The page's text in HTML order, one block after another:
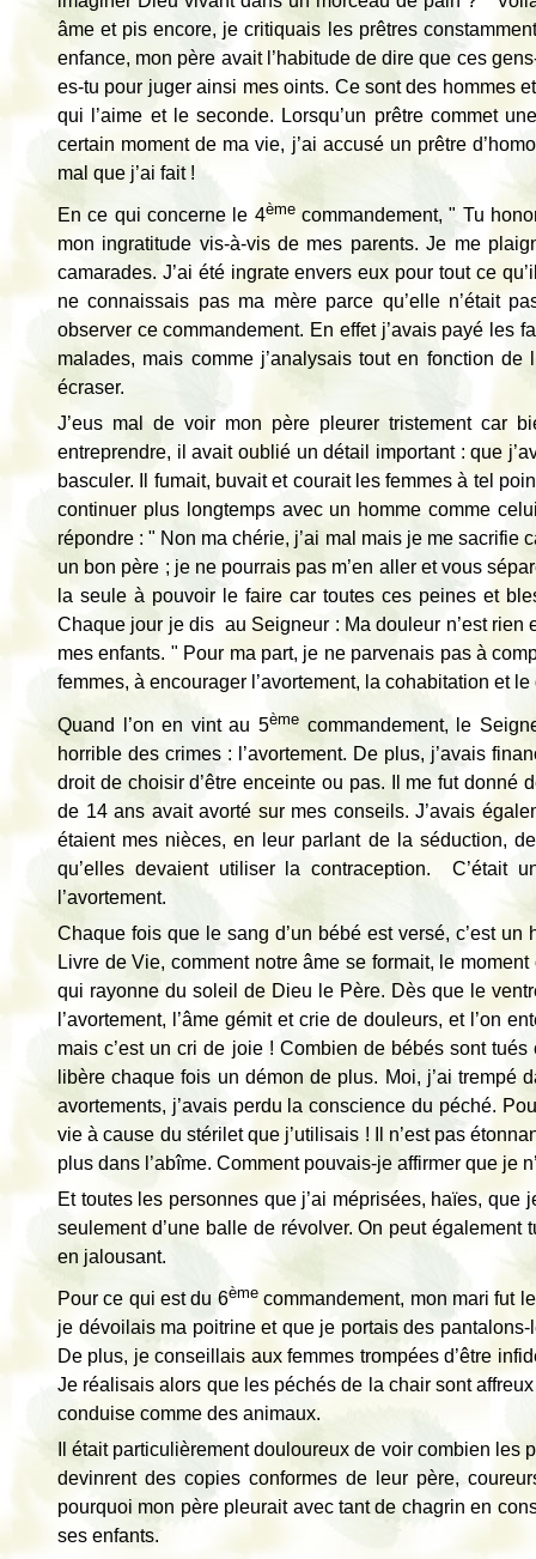
âme et pis encore, je critiquais les prêtres
enfance, mon père avait l’habitude de dire que ces
es-tu pour juger ainsi mes oints. Ce sont des hommes
qui l’aime et le seconde. Lorsqu’un prêtre commet
certain moment de ma vie, j’ai accusé un prêtre
mal que j’ai fait !
En ce qui concerne le 4èmecommandement, " Tu
mon ingratitude vis-à-vis de mes parents. Je me
camarades. J’ai été ingrate envers eux pour tout ce
ne connaissais pas ma mère parce qu’elle n’était
observer ce commandement. En effet j’avais payé les
malades, mais comme j’analysais tout en fonction
écraser.
J’eus mal de voir mon père pleurer tristement car
entreprendre, il avait oublié un détail important : que
basculer. Il fumait, buvait et courait les femmes à tel
continuer plus longtemps avec un homme comme
répondre : " Non ma chérie, j’ai mal mais je me sacrifie
un bon père ; je ne pourrais pas m’en aller et vous
la seule à pouvoir le faire car toutes ces peines et
Chaque jour je dis au Seigneur : Ma douleur n’est
mes enfants. " Pour ma part, je ne parvenais pas à
femmes, à encourager l’avortement, la cohabitation et le
Quand l’on en vint au 5ème commandement, le
horrible des crimes : l’avortement. De plus, j’avais
droit de choisir d’être enceinte ou pas. Il me fut
de 14 ans avait avorté sur mes conseils. J’avais
étaient mes nièces, en leur parlant de la séduction,
qu’elles devaient utiliser la contraception. C’était
l’avortement.
Chaque fois que le sang d’un bébé est versé, c’est
Livre de Vie, comment notre âme se formait, le
qui rayonne du soleil de Dieu le Père. Dès que le
l’avortement, l’âme gémit et crie de douleurs, et l’on
mais c’est un cri de joie ! Combien de bébés sont
libère chaque fois un démon de plus. Moi, j’ai
avortements, j’avais perdu la conscience du péché.
vie à cause du stérilet que j’utilisais ! Il n’est pas
plus dans l’abîme. Comment pouvais-je affirmer que je
Et toutes les personnes que j’ai méprisées, haïes, que
seulement d’une balle de révolver. On peut
en jalousant.
Pour ce qui est du 6èmecommandement, mon mari fut
je dévoilais ma poitrine et que je portais des
De plus, je conseillais aux femmes trompées d’être
Je réalisais alors que les péchés de la chair sont
conduise comme des animaux.
Il était particulièrement douloureux de voir combien les
devinrent des copies conformes de leur père,
pourquoi mon père pleurait avec tant de chagrin en
ses enfants.